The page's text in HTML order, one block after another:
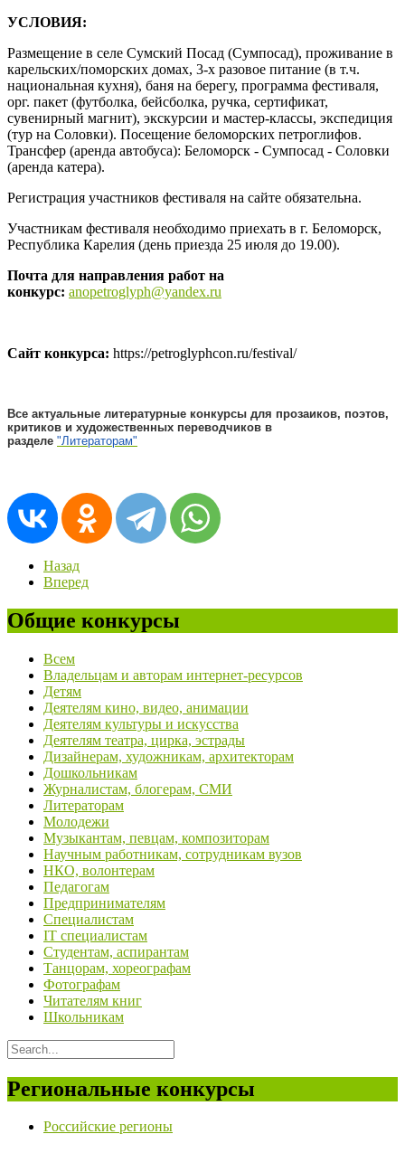
УСЛОВИЯ:
Размещение в селе Сумский Посад (Сумпосад), проживание в
карельских/поморских домах, 3-х разовое питание (в т.ч.
национальная кухня), баня на берегу, программа фестиваля,
орг. пакет (футболка, бейсболка, ручка, сертификат,
сувенирный магнит), экскурсии и мастер-классы, экспедиция
(тур на Соловки). Посещение беломорских петроглифов.
Трансфер (аренда автобуса): Беломорск - Сумпосад - Соловки
(аренда катера).
Регистрация участников фестиваля на сайте обязательна.
Участникам фестиваля необходимо приехать в г. Беломорск,
Республика Карелия (день приезда 25 июля до 19.00).
Почта для направления работ на
конкурс: anopetroglyph@yandex.ru
Сайт конкурса: https://petroglyphcon.ru/festival/
Все актуальные литературные конкурсы для прозаиков, поэтов,
критиков и художественных переводчиков в
разделе "Литераторам"
Назад
Вперед
Общие конкурсы
Всем
Владельцам и авторам интернет-ресурсов
Детям
Деятелям кино, видео, анимации
Деятелям культуры и искусства
Деятелям театра, цирка, эстрады
Дизайнерам, художникам, архитекторам
Дошкольникам
Журналистам, блогерам, СМИ
Литераторам
Молодежи
Музыкантам, певцам, композиторам
Научным работникам, сотрудникам вузов
НКО, волонтерам
Педагогам
Предпринимателям
Специалистам
IT специалистам
Студентам, аспирантам
Танцорам, хореографам
Фотографам
Читателям книг
Школьникам
Региональные конкурсы
Российские регионы